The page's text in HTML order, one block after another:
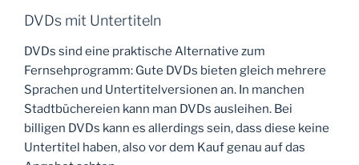
DVDs mit Untertiteln
DVDs sind eine praktische Alternative zum
Fernsehprogramm: Gute DVDs bieten gleich mehrere
Sprachen und Untertitelversionen an. In manchen
Stadtbüchereien kann man DVDs ausleihen. Bei
billigen DVDs kann es allerdings sein, dass diese keine
Untertitel haben, also vor dem Kauf genau auf das